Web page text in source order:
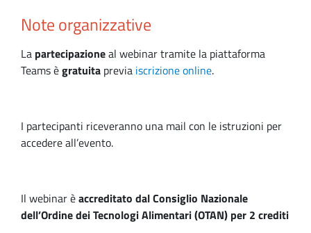
Note organizzative
La partecipazioneal webinar tramite la piattaforma
Teams ègratuita previa iscrizione online.
I partecipanti riceveranno una mail con le istruzioni per
accedere all’evento.
Il webinar èaccreditato dal Consiglio Nazionale
dell’Ordine dei Tecnologi Alimentari (OTAN) per 2 crediti